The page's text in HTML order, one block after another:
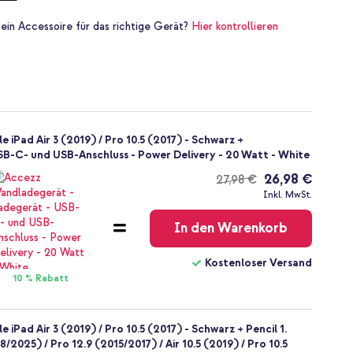
Accessoire für das richtige Gerät? Hier kontrollieren
Air 3 (2019) / Pro 10.5 (2017) - Schwarz +
C- und USB-Anschluss - Power Delivery - 20 Watt - White
10 % Rabatt
27,98 €
Kostenloser
26,98 €
Inkl. MwSt.
In den Warenkorb
Kostenloser Versand
Air 3 (2019) / Pro 10.5 (2017) - Schwarz + Pencil 1.
2025) / Pro 12.9 (2015/2017) / Air 10.5 (2019) / Pro 10.5